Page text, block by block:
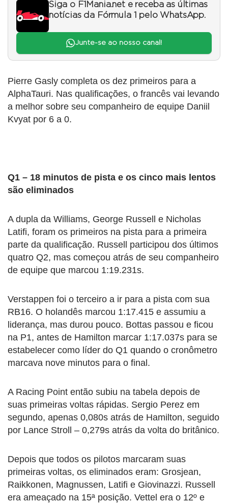
Siga o F1Mania.net e receba as últimas
notícias da Fórmula 1 pelo WhatsApp.
Junte-se ao nosso canal!
Pierre Gasly completa os dez primeiros para a
AlphaTauri. Nas qualificações, o francês vai levando
a melhor sobre seu companheiro de equipe Daniil
Kvyat por 6 a 0.
Q1 – 18 minutos de pista e os cinco mais lentos
são eliminados
A dupla da Williams, George Russell e Nicholas
Latifi, foram os primeiros na pista para a primeira
parte da qualificação. Russell participou dos últimos
quatro Q2, mas começou atrás de seu companheiro
de equipe que marcou 1:19.231s.
Verstappen foi o terceiro a ir para a pista com sua
RB16. O holandês marcou 1:17.415 e assumiu a
liderança, mas durou pouco. Bottas passou e ficou
na P1, antes de Hamilton marcar 1:17.037s para se
estabelecer como líder do Q1 quando o cronômetro
marcava nove minutos para o final.
A Racing Point então subiu na tabela depois de
suas primeiras voltas rápidas. Sergio Perez em
segundo, apenas 0,080s atrás de Hamilton, seguido
por Lance Stroll – 0,279s atrás da volta do britânico.
Depois que todos os pilotos marcaram suas
primeiras voltas, os eliminados eram: Grosjean,
Raikkonen, Magnussen, Latifi e Giovinazzi. Russell
era ameaçado na 15ª posição. Vettel era o 12º e